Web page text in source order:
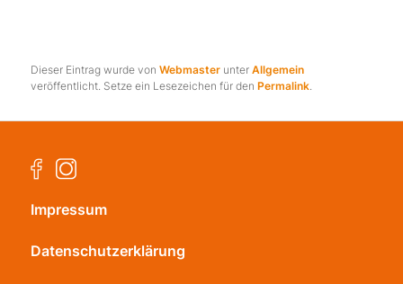
Dieser Eintrag wurde vonWebmaster unterAllgemein
veröffentlicht. Setze ein Lesezeichen für denPermalink
Impressum
Datenschutzerklärung